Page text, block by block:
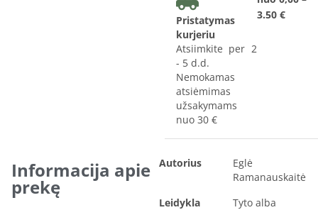
Pristatymas
kurjeriu
Atsiimkite per 2
- 5 d.d.
Nemokamas
atsiėmimas
užsakymams
nuo 30 €
3.50 €
Informacija apie
prekę
Autorius
Eglė
Ramanauskaitė
Leidykla
Tyto alba